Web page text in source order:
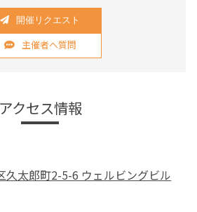
開催リクエスト
主催者へ質問
アクセス情報
久太郎町2-5-6 ウェルビングビル